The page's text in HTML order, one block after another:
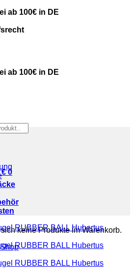
ab 100€ in DE
ab 100€ in DE
€ 0
keine Produkte im Warenkorb.